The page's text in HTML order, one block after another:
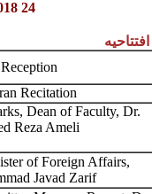
9:00
9:00
Opening
Speech,